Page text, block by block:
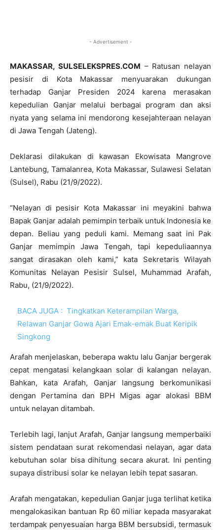
- Advertisement -
MAKASSAR, SULSELEKSPRES.COM – Ratusan nelayan
pesisir di Kota Makassar menyuarakan dukungan
terhadap Ganjar Presiden 2024 karena merasakan
kepedulian Ganjar melalui berbagai program dan aksi
nyata yang selama ini mendorong kesejahteraan nelayan
di Jawa Tengah (Jateng).
Deklarasi dilakukan di kawasan Ekowisata Mangrove
Lantebung, Tamalanrea, Kota Makassar, Sulawesi Selatan
(Sulsel), Rabu (21/9/2022).
“Nelayan di pesisir Kota Makassar ini meyakini bahwa
Bapak Ganjar adalah pemimpin terbaik untuk Indonesia ke
depan. Beliau yang peduli kami. Memang saat ini Pak
Ganjar memimpin Jawa Tengah, tapi kepeduliaannya
sangat dirasakan oleh kami,” kata Sekretaris Wilayah
Komunitas Nelayan Pesisir Sulsel, Muhammad Arafah,
Rabu, (21/9/2022).
BACA JUGA : Tingkatkan Keterampilan Warga,
Relawan Ganjar Gowa Ajari Emak-emak Buat Keripik
Singkong
Arafah menjelaskan, beberapa waktu lalu Ganjar bergerak
cepat mengatasi kelangkaan solar di kalangan nelayan.
Bahkan, kata Arafah, Ganjar langsung berkomunikasi
dengan Pertamina dan BPH Migas agar alokasi BBM
untuk nelayan ditambah.
Terlebih lagi, lanjut Arafah, Ganjar langsung memperbaiki
sistem pendataan surat rekomendasi nelayan, agar data
kebutuhan solar bisa dihitung secara akurat. Ini penting
supaya distribusi solar ke nelayan lebih tepat sasaran.
Arafah mengatakan, kepedulian Ganjar juga terlihat ketika
mengalokasikan bantuan Rp 60 miliar kepada masyarakat
terdampak penyesuaian harga BBM bersubsidi, termasuk